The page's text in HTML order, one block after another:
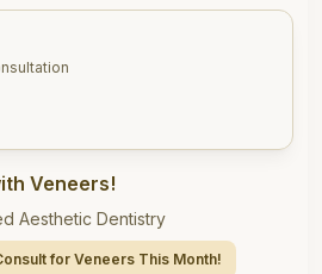
Veneers!
Aesthetic Dentistry
for Veneers This Month!